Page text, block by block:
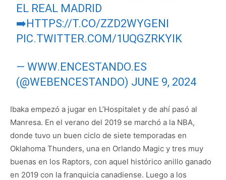
EL REAL MADRID
➡️HTTPS://T.CO/ZZD2WYGENI
PIC.TWITTER.COM/1UQGZRKYIK
— WWW.ENCESTANDO.ES
(@WEBENCESTANDO) JUNE 9, 2024
Ibaka empezó a jugar en L’Hospitalet y de ahí pasó al
Manresa. En el verano del 2019 se marchó a la NBA,
donde tuvo un buen ciclo de siete temporadas en
Oklahoma Thunders, una en Orlando Magic y tres muy
buenas en los Raptors, con aquel histórico anillo ganado
en 2019 con la franquicia canadiense. Luego a los